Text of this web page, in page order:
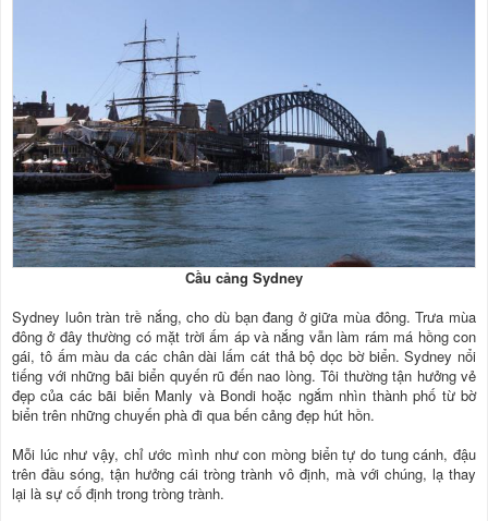
Cầu cảng Sydney
Sydney luôn tràn trề nắng, cho dù bạn đang ở giữa mùa đông. Trưa mùa
đông ở đây thường có mặt trời ấm áp và nắng vẫn làm rám má hồng con
gái, tô ấm màu da các chân dài lấm cát thả bộ dọc bờ biển. Sydney nổi
tiếng với những bãi biển quyến rũ đến nao lòng. Tôi thường tận hưởng vẻ
đẹp của các bãi biển Manly và Bondi hoặc ngắm nhìn thành phố từ bờ
biển trên những chuyến phà đi qua bến cảng đẹp hút hồn.
Mỗi lúc như vậy, chỉ ước mình như con mòng biển tự do tung cánh, đậu
trên đầu sóng, tận hưởng cái tròng trành vô định, mà với chúng, lạ thay
lại là sự cố định trong tròng trành.